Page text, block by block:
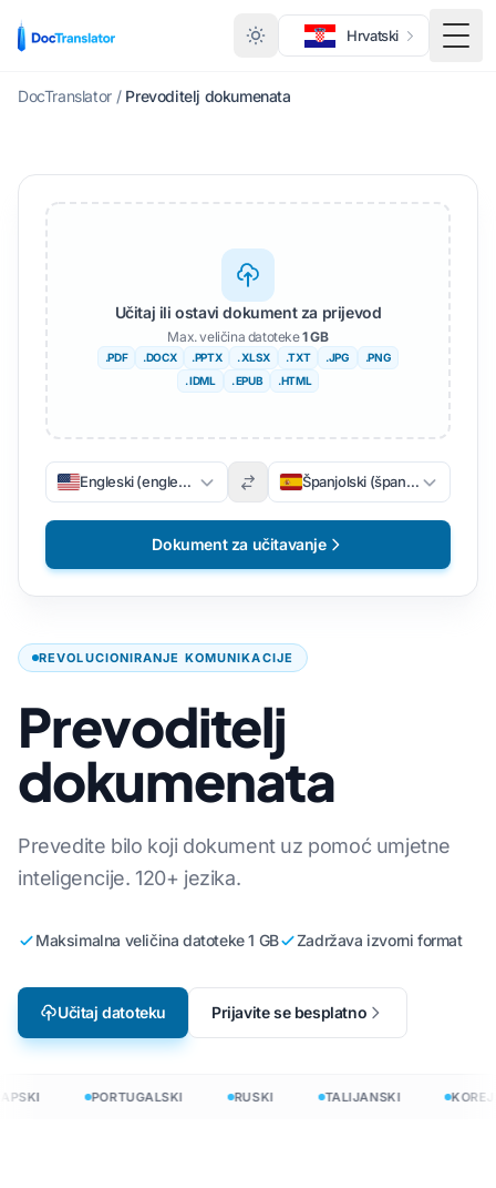
Hrvatski
DocTranslator / Prevoditelj dokumenata
REVOLUCIONIRANJE KOMUNIKACIJE
Prevoditelj
dokumenata
Prevedite bilo koji dokument uz pomoć umjetne
inteligencije. 120+ jezika.
Maksimalna veličina datoteke 1 GB Zadržava izvorni format
Učitaj datoteku Prijavite se besplatno
Učitaj ili ostavi dokument za prijevod
Max. veličina datoteke1 GB
.PDF .DOCX .PPTX . XLSX .TXT .JPG
.PNG
. IDML
. EPUB .HTML
Engleski (engleski) Španjolski (španjolski)
Dokument za učitavanje
PORTUGALSKI RUSKI TALIJANSKI